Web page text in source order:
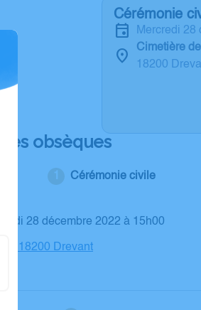
Cérémonie
mercredi
Cimetière
18200
obsèques
Cérémonie civile
28 décembre 2022 à 15h00
18200 Drevant